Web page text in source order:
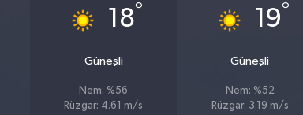
18°
Güneşli
Nem: %56
Rüzgar: 4.61 m/s
19°
Güneşli
Nem: %52
Rüzgar: 3.19 m/s